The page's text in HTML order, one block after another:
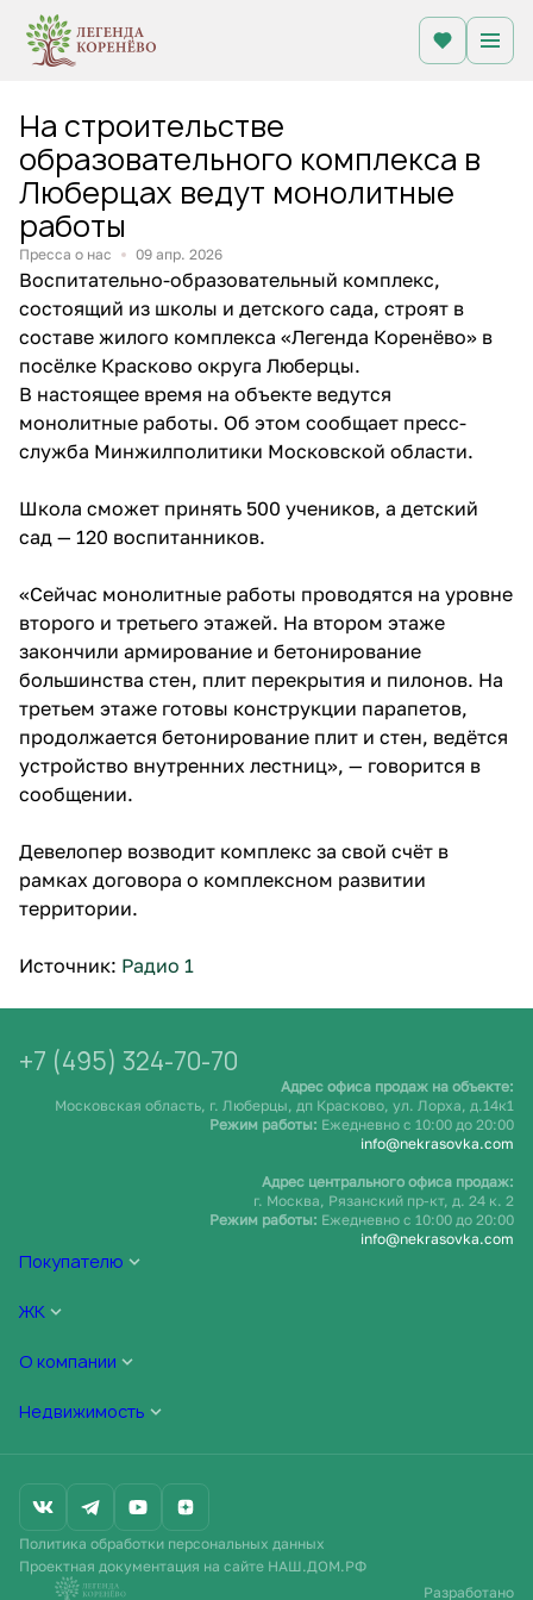
На строительстве
образовательного комплекса в
Люберцах ведут монолитные
работы
Пресса о нас 09 апр. 2026
Воспитательно-образовательный комплекс,
состоящий из школы и детского сада, строят в
составе жилого комплекса «Легенда Коренёво» в
посёлке Красково округа Люберцы.
В настоящее время на объекте ведутся
монолитные работы. Об этом сообщает пресс-
служба Минжилполитики Московской области.
Школа сможет принять 500 учеников, а детский
сад — 120 воспитанников.
«Сейчас монолитные работы проводятся на уровне
второго и третьего этажей. На втором этаже
закончили армирование и бетонирование
большинства стен, плит перекрытия и пилонов. На
третьем этаже готовы конструкции парапетов,
продолжается бетонирование плит и стен, ведётся
устройство внутренних лестниц», — говорится в
сообщении.
Девелопер возводит комплекс за свой счёт в
рамках договора о комплексном развитии
территории.
Источник: Радио 1
Покупателю
ЖК
О компании
Недвижимость
+7 (495) 324-70-70
Адрес офиса продаж на объекте:
Московская область, г. Люберцы, дп Красково, ул. Лорха, д.14к1
Режим работы: Ежедневно c 10:00 до 20:00
info@nekrasovka.com
Адрес центрального офиса продаж:
г. Москва, Рязанский пр-кт, д. 24 к. 2
Режим работы: Ежедневно c 10:00 до 20:00
info@nekrasovka.com
Политика обработки персональных данных
Проектная документация на сайте НАШ.ДОМ.РФ
Разработано